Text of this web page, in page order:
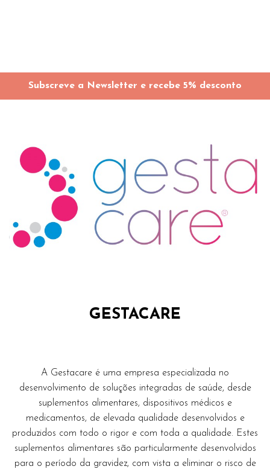
Subscreve a Newsletter e recebe 5% desconto
GESTACARE
A Gestacare é uma empresa especializada no
desenvolvimento de soluções integradas de saúde, desde
suplementos alimentares, dispositivos médicos e
medicamentos, de elevada qualidade desenvolvidos e
produzidos com todo o rigor e com toda a qualidade. Estes
suplementos alimentares são particularmente desenvolvidos
para o período da gravidez, com vista a eliminar o risco de